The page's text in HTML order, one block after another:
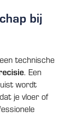
bij
technische
. Een
wordt
je vloer of